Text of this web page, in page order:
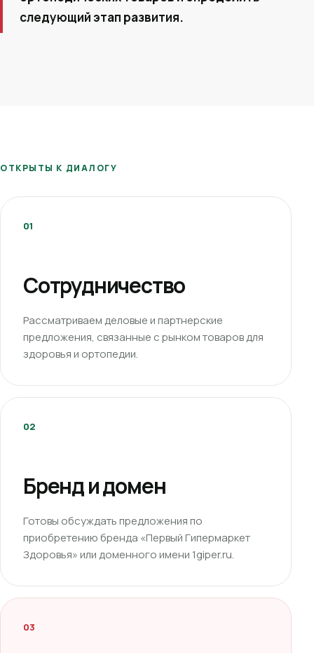
следующий этап развития.
ОТКРЫТЫ К ДИАЛОГУ
01
Сотрудничество
Рассматриваем деловые и партнерские
предложения, связанные с рынком товаров для
здоровья и ортопедии.
02
Бренд и домен
Готовы обсуждать предложения по
приобретению бренда «Первый Гипермаркет
Здоровья» или доменного имени 1giper.ru.
03